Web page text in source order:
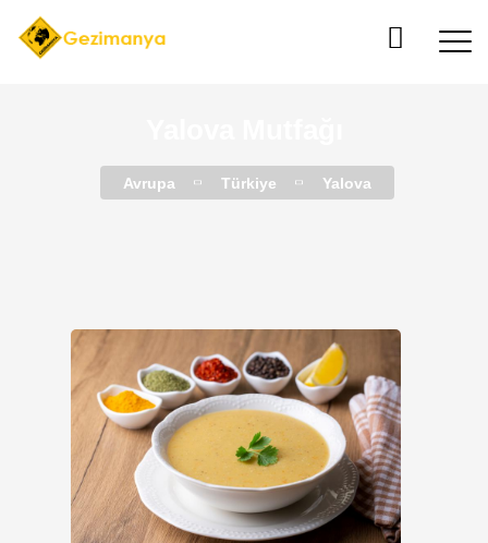
Avrupa Türkiye Yalova